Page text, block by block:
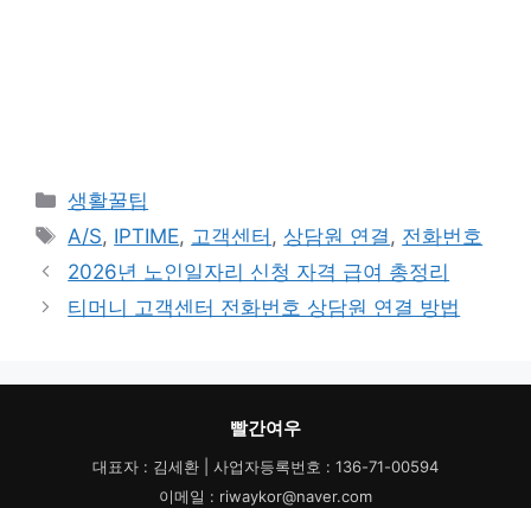
카
테
리
생활꿀팁
태
그
A/S, IPTIME, 고객센터 , 상담원 연결 , 전화번호
2026년 노인일자리 신청 자격 급여 총정리
티머니 고객센터 전화번호 상담원 연결 방법
빨간여우
대표자 : 김세환 | 사업자등록번호 : 136-71-00594
이메일 : riwaykor@naver.com